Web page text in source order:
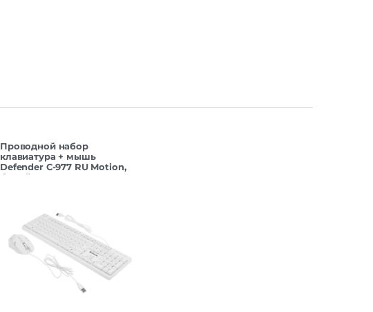
Проводной набор
клавиатура + мышь
Defender C-977 RU Motion,
белый